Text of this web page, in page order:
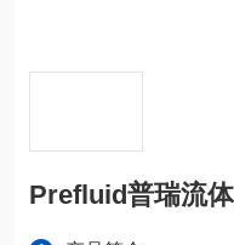
Prefluid普瑞流